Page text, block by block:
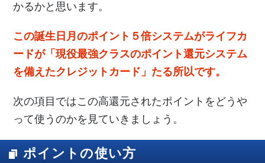
かるかと思います。
この誕生日月のポイント５倍システムがライフカ
ードが「現役最強クラスのポイント還元システム
を備えたクレジットカード」たる所以です。
次の項目ではこの高還元されたポイントをどうや
って使うのかを見ていきましょう。
ポイントの使い方